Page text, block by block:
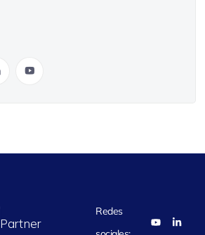
Partner
Redes